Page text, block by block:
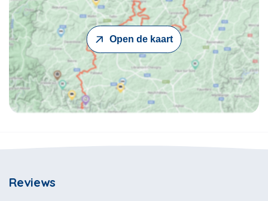
Open de kaart
Reviews